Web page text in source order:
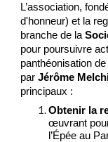
L’association,
d'honneur) et la
branche de la
pour poursuivre
panthéonisation de
parJérôme
principaux :
Obtenir la
œuvrant
l’Épée au